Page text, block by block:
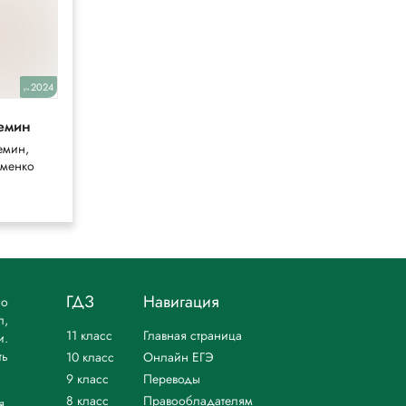
уч.2024
ГДЗ
11 класс
10 класс
9 класс
8 класс
Навигация
Главная страница
Онлайн ЕГЭ
Переводы
Правообладателям